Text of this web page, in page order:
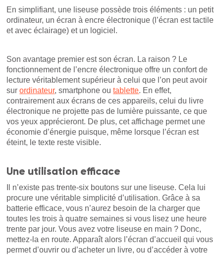
En simplifiant, une liseuse possède trois éléments : un petit
ordinateur, un écran à encre électronique (l’écran est tactile
et avec éclairage) et un logiciel.
Son avantage premier est son écran. La raison ? Le
fonctionnement de l’encre électronique offre un confort de
lecture véritablement supérieur à celui que l’on peut avoir
surordinateur, smartphone outablette. En effet,
contrairement aux écrans de ces appareils, celui du livre
électronique ne projette pas de lumière puissante, ce que
vos yeux apprécieront. De plus, cet affichage permet une
économie d’énergie puisque, même lorsque l’écran est
éteint, le texte reste visible.
Une utilisation efficace
Il n’existe pas trente-six boutons sur une liseuse. Cela lui
procure une véritable simplicité d’utilisation. Grâce à sa
batterie efficace, vous n’aurez besoin de la charger que
toutes les trois à quatre semaines si vous lisez une heure
trente par jour. Vous avez votre liseuse en main ? Donc,
mettez-la en route. Apparaît alors l’écran d’accueil qui vous
permet d’ouvrir ou d’acheter un livre, ou d’accéder à votre